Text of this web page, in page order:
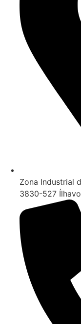
Zona Industrial
3830-527 Ílhavo